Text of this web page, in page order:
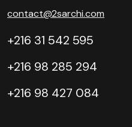
contact@2sarchi.com
+216 31 542 595
+216 98 285 294
+216 98 427 084